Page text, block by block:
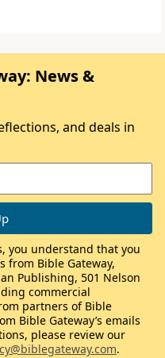
News &
and deals in
you understand that you
from Bible Gateway,
Publishing, 501 Nelson
commercial
partners of Bible
Bible Gateway’s emails
please review our
.